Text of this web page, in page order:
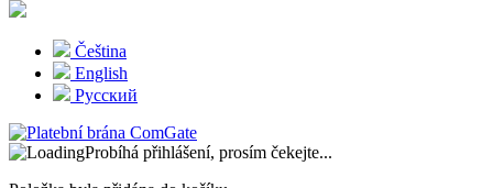
Čeština
English
Русский
Probíhá přihlášení, prosím čekejte...